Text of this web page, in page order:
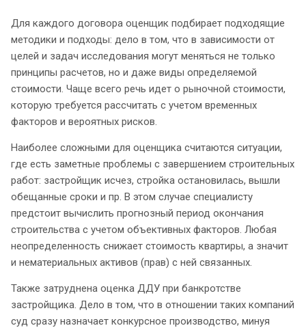
Для каждого договора оценщик подбирает подходящие
методики и подходы: дело в том, что в зависимости от
целей и задач исследования могут меняться не только
принципы расчетов, но и даже виды определяемой
стоимости. Чаще всего речь идет о рыночной стоимости,
которую требуется рассчитать с учетом временных
факторов и вероятных рисков.
Наиболее сложными для оценщика считаются ситуации,
где есть заметные проблемы с завершением строительных
работ: застройщик исчез, стройка остановилась, вышли
обещанные сроки и пр. В этом случае специалисту
предстоит вычислить прогнозный период окончания
строительства с учетом объективных факторов. Любая
неопределенность снижает стоимость квартиры, а значит
и нематериальных активов (прав) с ней связанных.
Также затруднена оценка ДДУ при банкротстве
застройщика. Дело в том, что в отношении таких компаний
суд сразу назначает конкурсное производство, минуя